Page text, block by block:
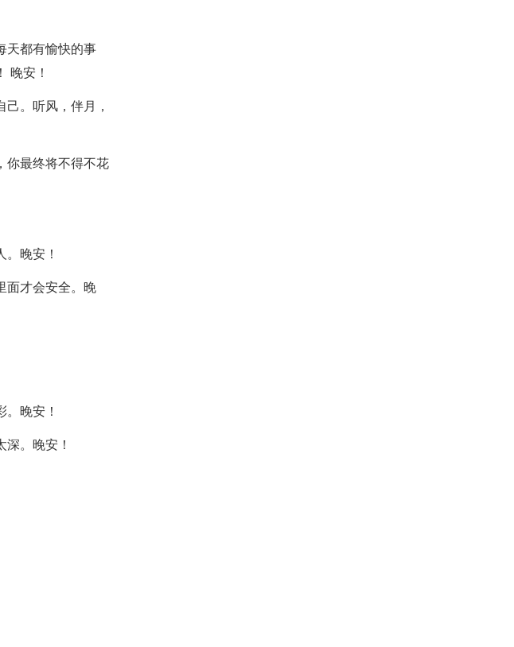
天都有愉快的事
晚安！
。听风，伴月，
你最终将不得不花
晚安！
面才会安全。晚
晚安！
。晚安！